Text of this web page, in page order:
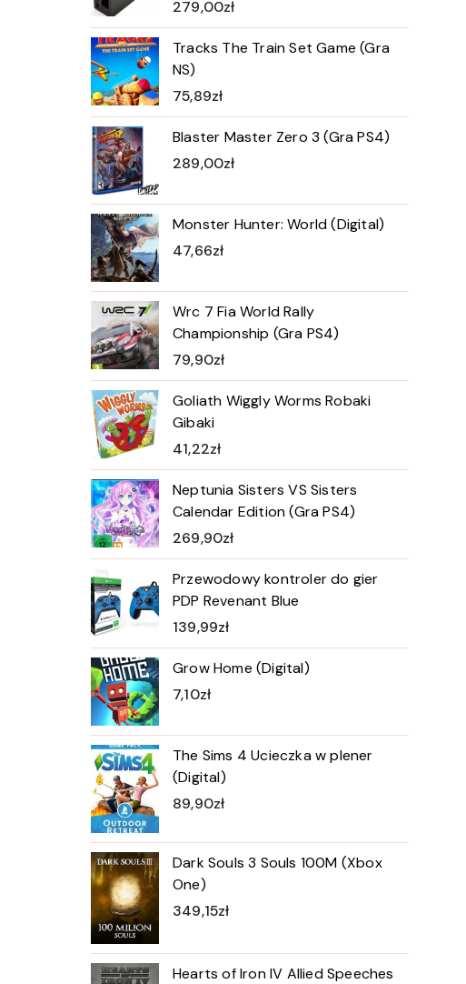
279,00zł
Tracks The Train Set Game (Gra
NS)
75,89zł
Blaster Master Zero 3 (Gra PS4)
289,00zł
Monster Hunter: World (Digital)
47,66zł
Wrc 7 Fia World Rally
Championship (Gra PS4)
79,90zł
Goliath Wiggly Worms Robaki
Gibaki
41,22zł
Neptunia Sisters VS Sisters
Calendar Edition (Gra PS4)
269,90zł
Przewodowy kontroler do gier
PDP Revenant Blue
139,99zł
Grow Home (Digital)
7,10zł
The Sims 4 Ucieczka w plener
(Digital)
89,90zł
Dark Souls 3 Souls 100M (Xbox
One)
349,15zł
Hearts of Iron IV Allied Speeches